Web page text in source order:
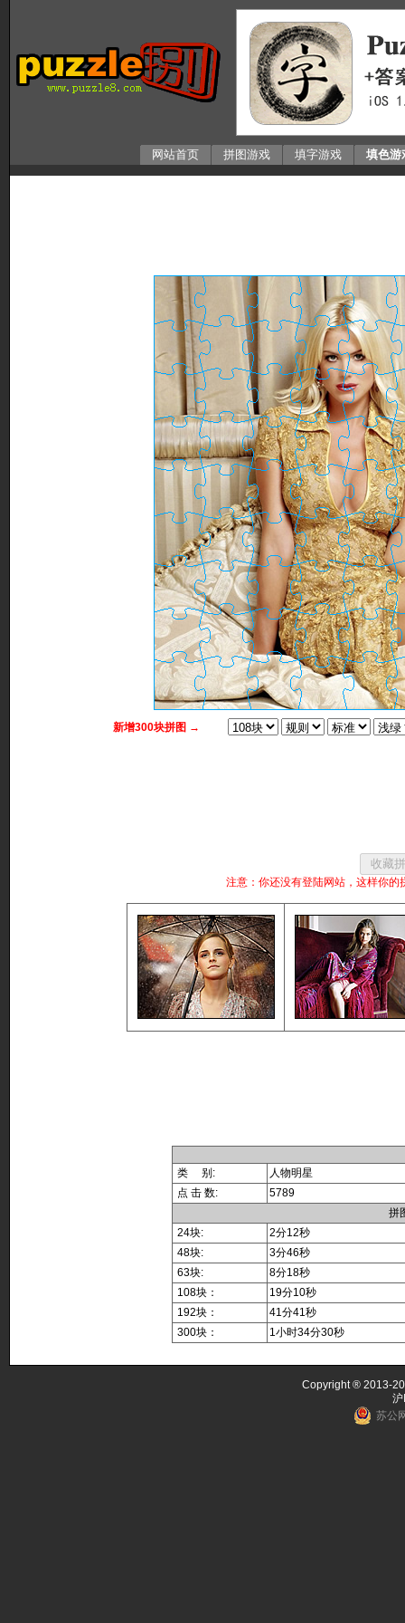
网站首页 拼图游戏 填字游戏 填色游
新增300块拼图 →
注意：你还没有登陆网站，这样你
类 别:
人物明星
点 击 数:
5789
拼
24块:
2分12秒
48块:
3分46秒
63块:
8分18秒
108块：
19分10秒
192块：
41分41秒
300块：
1小时34分30秒
Copyright ® 2013-
苏公